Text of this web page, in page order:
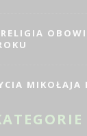
MIKOŁAJA